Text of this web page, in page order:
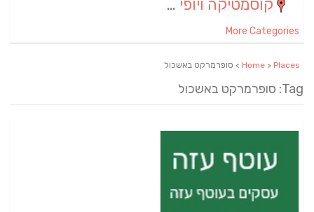
קוסמטיקה ויופי (4)
More Categories
Home > Places > סופרמרקט באשכול
Tag: סופרמרקט באשכול